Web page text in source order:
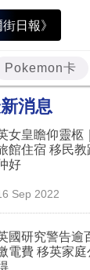
日報》
Pokemon卡
消息
女皇瞻仰靈柩
館住宿 移民
好
Sep 2022
國研究警告逾
電費 移英家